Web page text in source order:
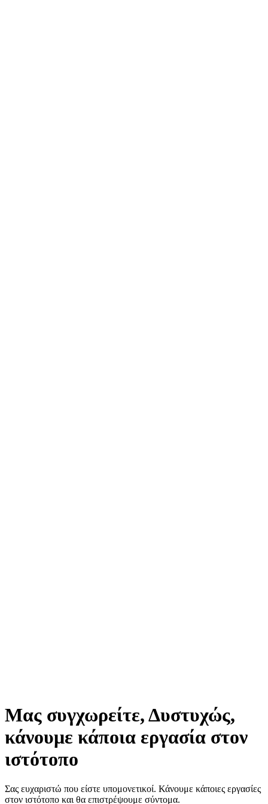
Μας συγχωρείτε, Δυστυχώς,
κάνουμε κάποια εργασία στον
ιστότοπο
Σας ευχαριστώ που είστε υπομονετικοί. Κάνουμε κάποιες εργασίες
στον ιστότοπο και θα επιστρέψουμε σύντομα.